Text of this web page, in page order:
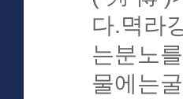
다.멱라
는분노
물에는